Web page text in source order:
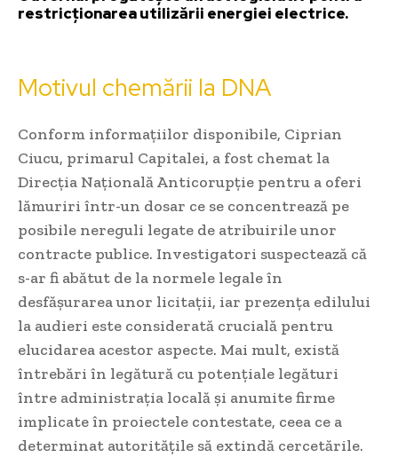
restricționarea utilizării energiei electrice.
Motivul chemării la DNA
Conform informațiilor disponibile, Ciprian
Ciucu, primarul Capitalei, a fost chemat la
Direcția Națională Anticorupție pentru a oferi
lămuriri într-un dosar ce se concentrează pe
posibile nereguli legate de atribuirile unor
contracte publice. Investigatori suspectează că
s-ar fi abătut de la normele legale în
desfășurarea unor licitații, iar prezența edilului
la audieri este considerată crucială pentru
elucidarea acestor aspecte. Mai mult, există
întrebări în legătură cu potențiale legături
între administrația locală și anumite firme
implicate în proiectele contestate, ceea ce a
determinat autoritățile să extindă cercetările.